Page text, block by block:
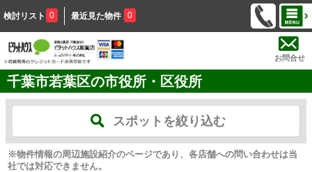
検討リスト 0 最近見た物件 0
お問合せ
千葉市若葉区の市役所・区役所
スポットを絞り込む
※物件情報の周辺施設紹介のページであり、各店舗への問い合わせは当
社では対応できません。